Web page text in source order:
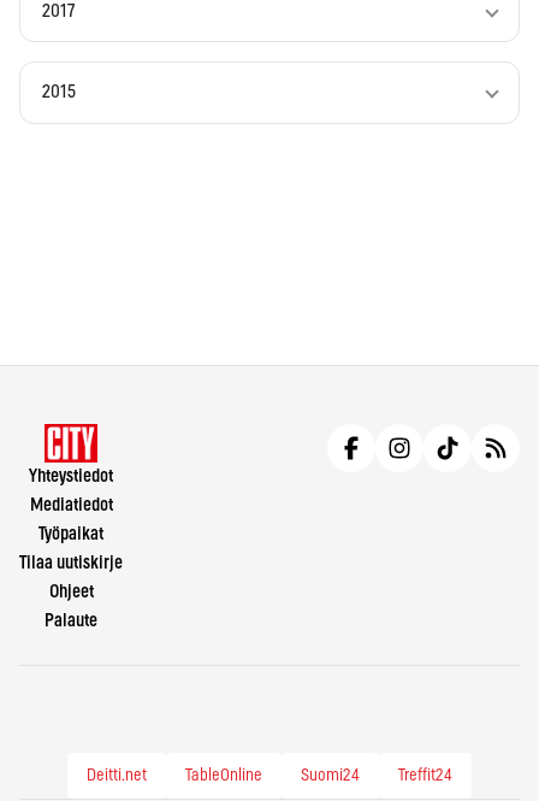
2017
2015
Yhteystiedot
Mediatiedot
Työpaikat
Tilaa uutiskirje
Ohjeet
Palaute
Deitti.net TableOnline Suomi24 Treffit24